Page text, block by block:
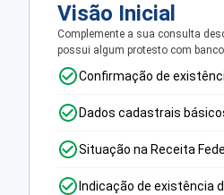
Visão Inicial
Complemente a sua consulta
possui algum protesto com
Confirmação de
Dados cadastrais
Situação na Receita
Indicação de existência